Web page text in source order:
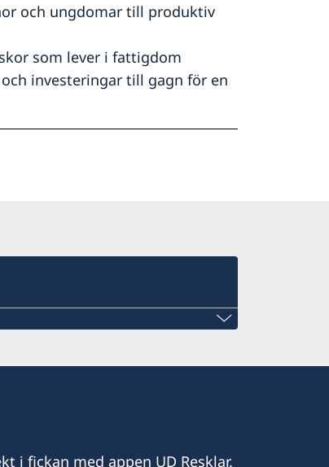
och ungdomar till produktiv
som lever i fattigdom
investeringar till gagn för en
i fickan med appen UD Resklar.